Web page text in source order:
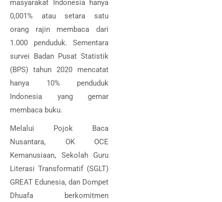
masyarakat Indonesia hanya
0,001% atau setara satu
orang rajin membaca dari
1.000 penduduk. Sementara
survei Badan Pusat Statistik
(BPS) tahun 2020 mencatat
hanya 10% penduduk
Indonesia yang gemar
membaca buku.
Melalui Pojok Baca
Nusantara, OK OCE
Kemanusiaan, Sekolah Guru
Literasi Transformatif (SGLT)
GREAT Edunesia, dan Dompet
Dhuafa berkomitmen